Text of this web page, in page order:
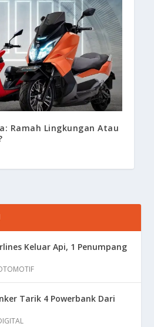
Ramah Lingkungan Atau
Keluar Api, 1 Penumpang
Tarik 4 Powerbank Dari